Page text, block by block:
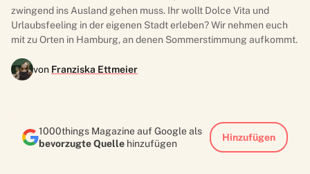
zwingend ins Ausland gehen muss. Ihr wollt Dolce Vita und
Urlaubsfeeling in der eigenen Stadt erleben? Wir nehmen euch
mit zu Orten in Hamburg, an denen Sommerstimmung aufkommt.
von Franziska Ettmeier
1000things Magazine auf Google als
bevorzugte Quelle hinzufügen
Hinzufügen